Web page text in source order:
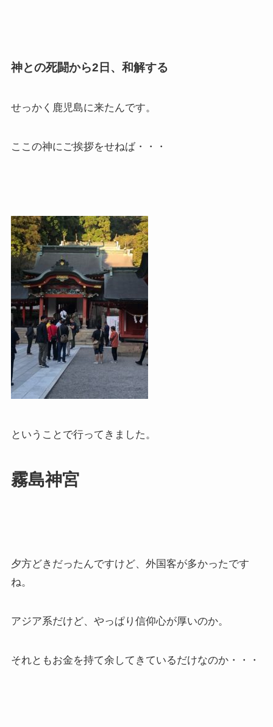
神との死闘から2日、和解する
せっかく鹿児島に来たんです。
ここの神にご挨拶をせねば・・・
ということで行ってきました。
霧島神宮
夕方どきだったんですけど、外国客が多かったです
ね。
アジア系だけど、やっぱり信仰心が厚いのか。
それともお金を持て余してきているだけなのか・・・